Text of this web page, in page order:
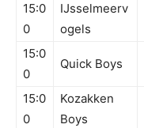
15:0
0
IJsselmeerv
ogels
15:0
0
Quick Boys
15:0
0
Kozakken
Boys